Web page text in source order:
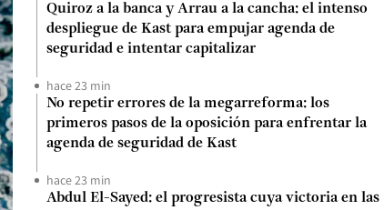
Quiroz a la banca y Arrau a la cancha: el intenso
despliegue de Kast para empujar agenda de
seguridad e intentar capitalizar
hace 23 min
No repetir errores de la megarreforma: los
primeros pasos de la oposición para enfrentar la
agenda de seguridad de Kast
hace 23 min
Abdul El-Sayed: el progresista cuya victoria en las